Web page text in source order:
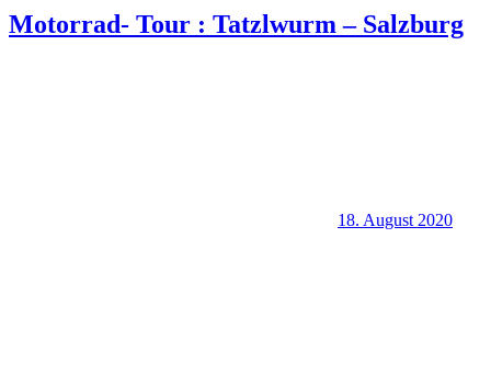
Motorrad- Tour : Tatzlwurm – Salzburg
18. August 2020